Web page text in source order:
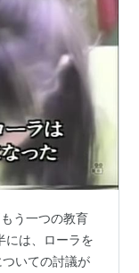
う一つの教育
には、ローラを
いての討議が